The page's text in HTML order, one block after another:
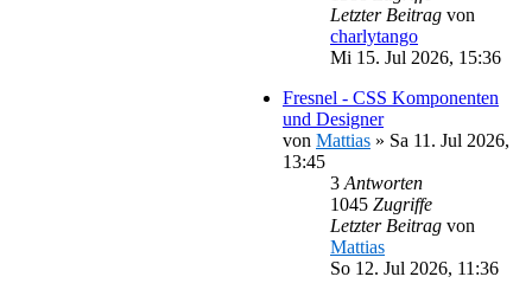
Letzter Beitrag von
charlytango
Mi 15. Jul 2026, 15:36
Fresnel - CSS Komponenten
und Designer
von Mattias » Sa 11. Jul 2026,
13:45
3 Antworten
1045 Zugriffe
Letzter Beitrag von
Mattias
So 12. Jul 2026, 11:36